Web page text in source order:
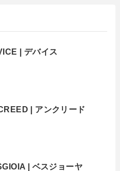
| デバイス
| アンクリード
| ベスジョーヤ